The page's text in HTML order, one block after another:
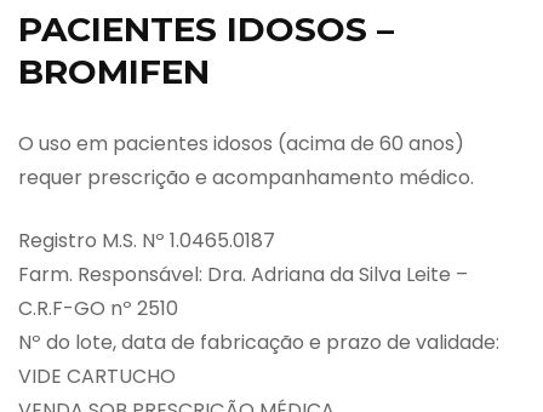
PACIENTES IDOSOS –
BROMIFEN
O uso em pacientes idosos (acima de 60 anos)
requer prescrição e acompanhamento médico.
Registro M.S. Nº 1.0465.0187
Farm. Responsável: Dra. Adriana da Silva Leite –
C.R.F-GO nº 2510
Nº do lote, data de fabricação e prazo de validade:
VIDE CARTUCHO